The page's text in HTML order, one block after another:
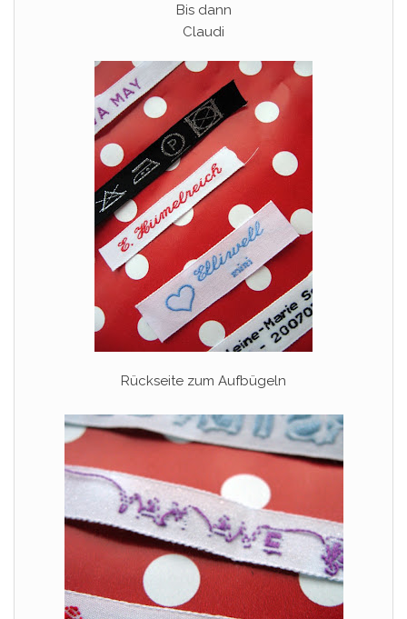
Bis dann
Claudi
Rückseite zum Aufbügeln